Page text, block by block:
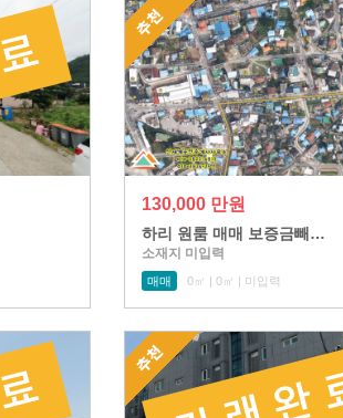
130,000 만원
하리 원룸 매매 보증금빼…
소재지 미입력
매매 0㎡ | 0㎡ | 미입력